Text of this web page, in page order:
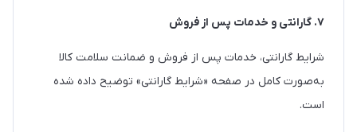
۷. گارانتی و خدمات پس از فروش
شرایط گارانتی، خدمات پس از فروش و ضمانت سلامت کالا
به‌صورت کامل در صفحه «شرایط گارانتی» توضیح داده شده
است.